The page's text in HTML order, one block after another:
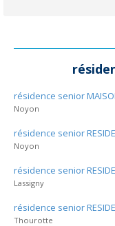
résidence senior
Noyon
résidence senior
Noyon
résidence senior
Lassigny
résidence senior
Thourotte